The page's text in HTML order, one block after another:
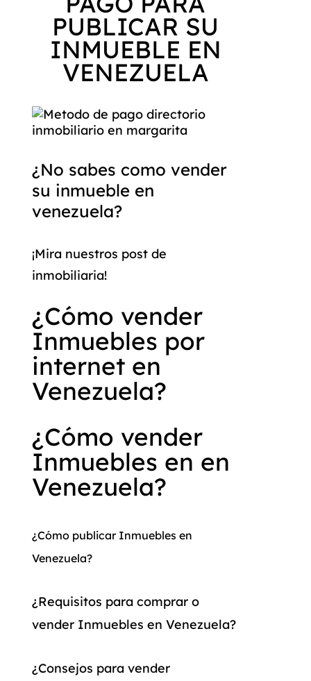
PUBLICAR SU
INMUEBLE EN
VENEZUELA
¿No sabes como vender
su inmueble en
venezuela?
¡Mira nuestros post de
inmobiliaria!
¿Cómo vender
Inmuebles por
internet en
Venezuela?
¿Cómo vender
Inmuebles en en
Venezuela?
¿Cómo publicar Inmuebles en
Venezuela?
¿Requisitos para comprar o
vender Inmuebles en Venezuela?
¿Consejos para vender